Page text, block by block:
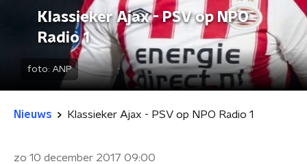
Klassieker Ajax - PSV op NPO
Radio 1
foto: ANP
Nieuws Klassieker Ajax - PSV op NPO Radio 1
zo 10 december 2017 09:00